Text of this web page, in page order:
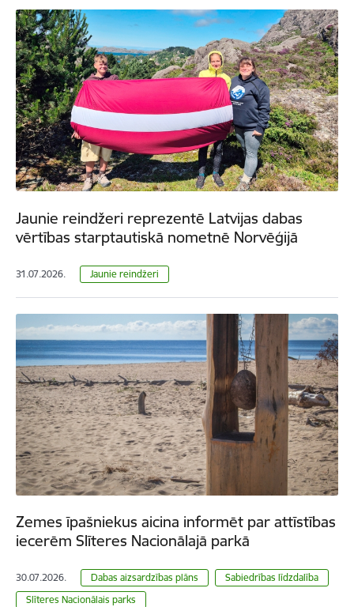
Jaunie reindžeri reprezentē Latvijas dabas
vērtības starptautiskā nometnē Norvēģijā
31.07.2026. Jaunie reindžeri
Zemes īpašniekus aicina informēt par attīstības
iecerēm Slīteres Nacionālajā parkā
30.07.2026. Dabas aizsardzības plāns
Sabiedrības līdzdalība
Slīteres Nacionālais parks